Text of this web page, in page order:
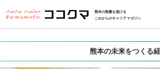
熊本の熱量を届ける
これからのキャリアマガジン
熊本の未来をつくる